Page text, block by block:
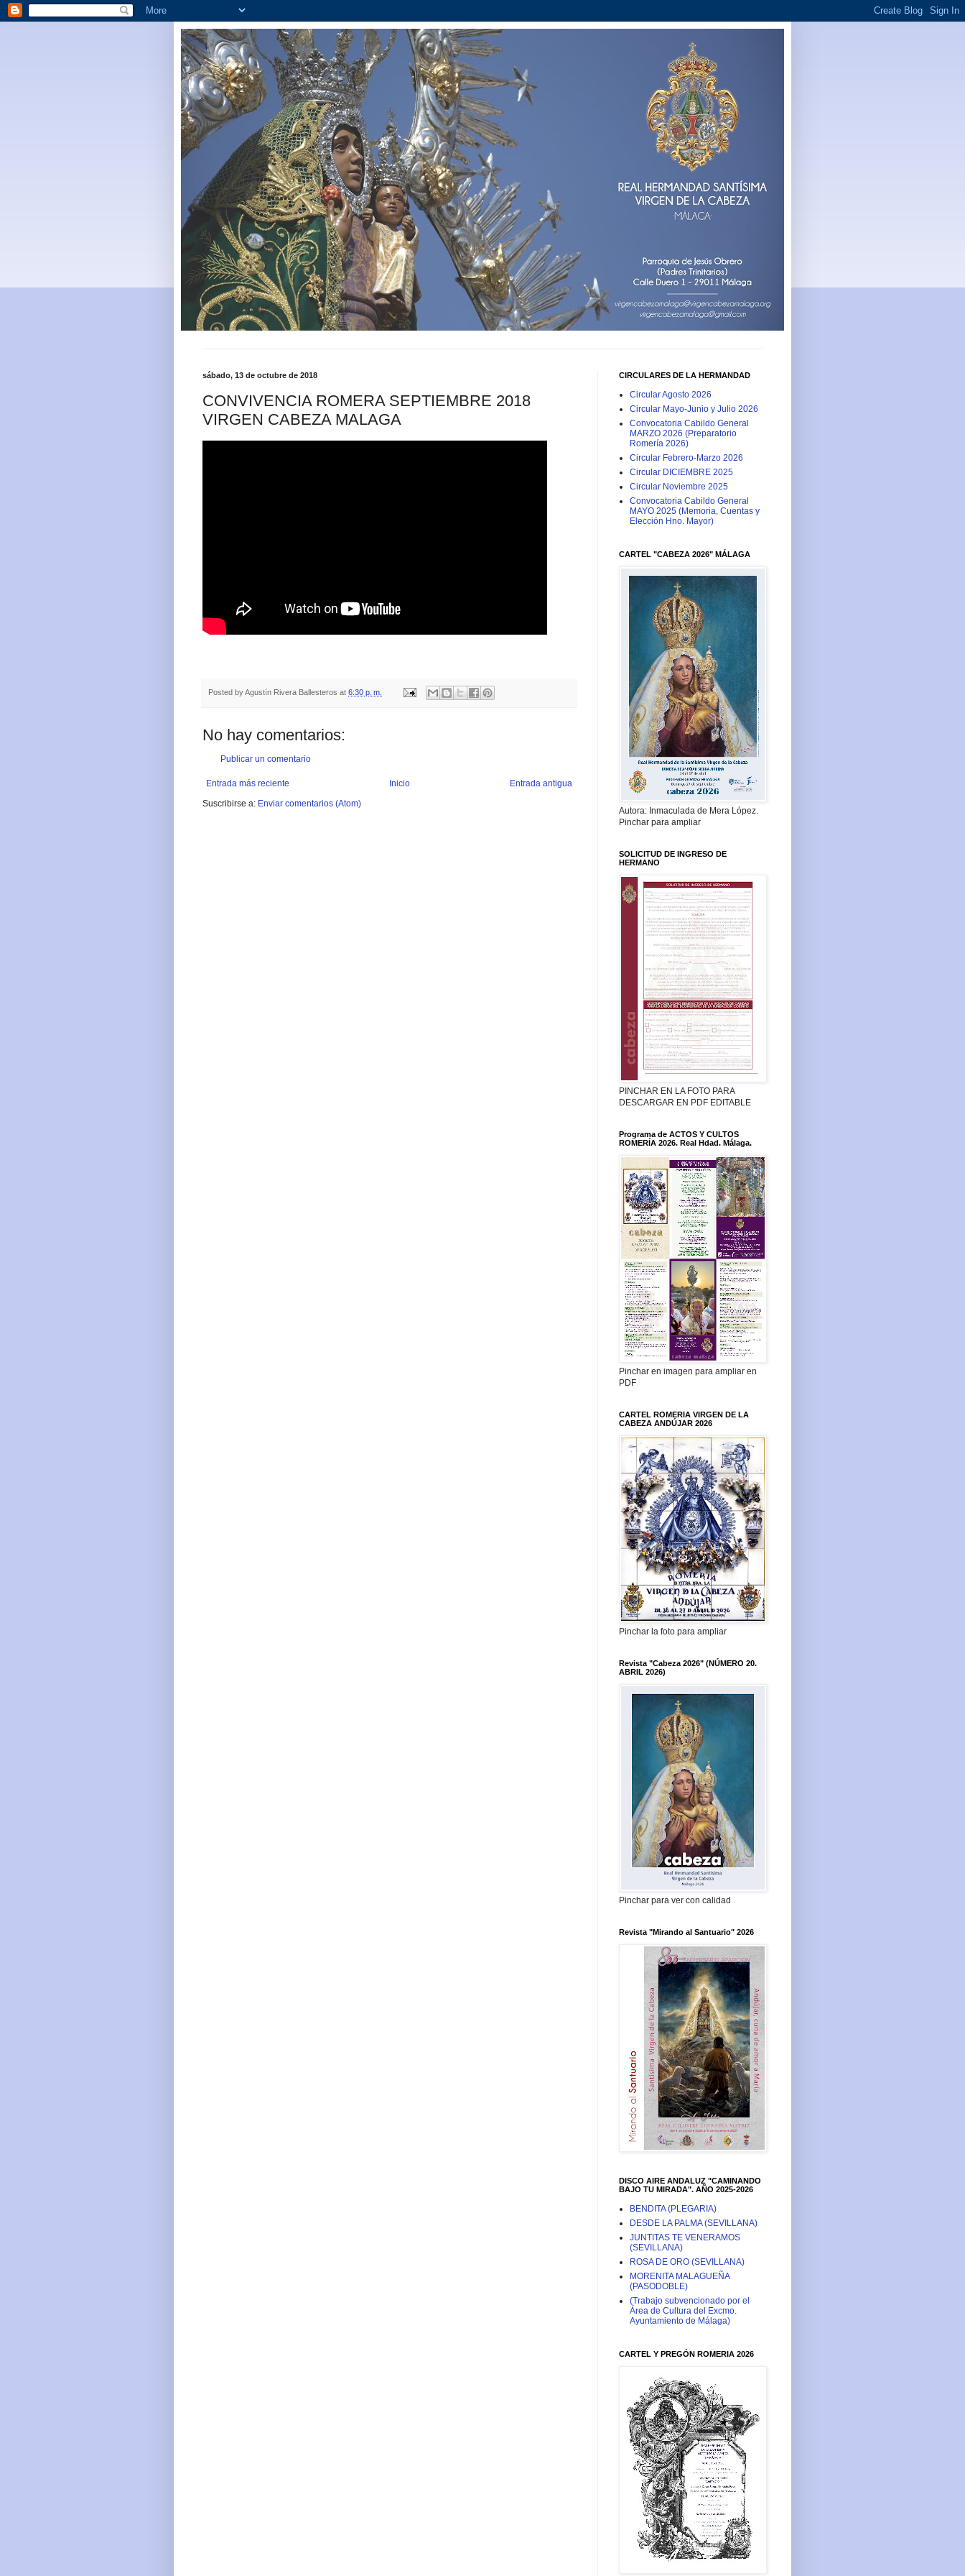
sábado, 13 de octubre de 2018
CONVIVENCIA ROMERA SEPTIEMBRE 2018
VIRGEN CABEZA MALAGA
Posted byAgustín Rivera Ballesteros at 6:30 p. m.
No hay comentarios:
Publicar un comentario
Entrada más reciente Entrada antigua
Inicio
Suscribirse a: Enviar comentarios (Atom)
CIRCULARES DE LA HERMANDAD
Circular Agosto 2026
Circular Mayo-Junio y Julio 2026
Convocatoria Cabildo General
MARZO 2026 (Preparatorio
Romería 2026)
Circular Febrero-Marzo 2026
Circular DICIEMBRE 2025
Circular Noviembre 2025
Convocatoria Cabildo General
MAYO 2025 (Memoria, Cuentas y
Elección Hno. Mayor)
CARTEL "CABEZA 2026" MÁLAGA
Autora: Inmaculada de Mera López.
Pinchar para ampliar
SOLICITUD DE INGRESO DE
HERMANO
PINCHAR EN LA FOTO PARA
DESCARGAR EN PDF EDITABLE
Programa de ACTOS Y CULTOS
ROMERÍA 2026. Real Hdad. Málaga.
Pinchar en imagen para ampliar en
PDF
CARTEL ROMERIA VIRGEN DE LA
CABEZA ANDÚJAR 2026
Pinchar la foto para ampliar
Revista "Cabeza 2026" (NÚMERO 20.
ABRIL 2026)
Pinchar para ver con calidad
Revista "Mirando al Santuario" 2026
DISCO AIRE ANDALUZ "CAMINANDO
BAJO TU MIRADA". AÑO 2025-2026
BENDITA (PLEGARIA)
DESDE LA PALMA (SEVILLANA)
JUNTITAS TE VENERAMOS
(SEVILLANA)
ROSA DE ORO (SEVILLANA)
MORENITA MALAGUEÑA
(PASODOBLE)
(Trabajo subvencionado por el
Área de Cultura del Excmo.
Ayuntamiento de Málaga)
CARTEL Y PREGÓN ROMERIA 2026